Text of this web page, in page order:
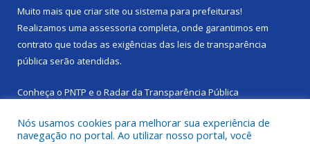
Muito mais que criar site ou sistema para prefeituras!
Realizamos uma assessoria completa, onde garantimos em
contrato que todas as exigências das leis de transparência
pública serão atendidas.
Conheça o PNTP e o Radar da Transparência Pública
Nós usamos cookies para melhorar sua experiência de
navegação no portal. Ao utilizar nosso portal, você